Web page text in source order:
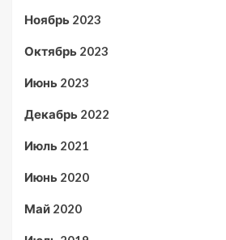
Ноябрь 2023
Октябрь 2023
Июнь 2023
Декабрь 2022
Июль 2021
Июнь 2020
Май 2020